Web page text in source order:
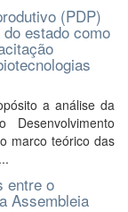
(PDP)
estado como
a análise da
marco teórico das
entre o
Assembleia